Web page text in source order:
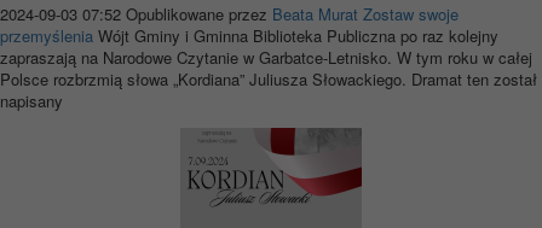
2024-09-03 07:52 Opublikowane przez Beata Murat Zostaw swoje
przemyślenia Wójt Gminy i Gminna Biblioteka Publiczna po raz kolejny
zapraszają na Narodowe Czytanie w Garbatce-Letnisko. W tym roku w całej
Polsce rozbrzmią słowa „Kordiana” Juliusza Słowackiego. Dramat ten został
napisany